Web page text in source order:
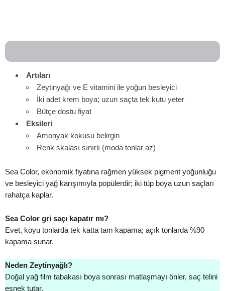
Artıları
Zeytinyağı ve E vitamini ile yoğun besleyici
İki adet krem boya; uzun saçta tek kutu yeter
Bütçe dostu fiyat
Eksileri
Amonyak kokusu belirgin
Renk skalası sınırlı (moda tonlar az)
Sea Color, ekonomik fiyatına rağmen yüksek pigment yoğunluğu
ve besleyici yağ karışımıyla popülerdir; iki tüp boya uzun saçları
rahatça kaplar.
Sea Color gri saçı kapatır mı?
Evet, koyu tonlarda tek katta tam kapama; açık tonlarda %90
kapama sunar.
Neden Zeytinyağlı?
Doğal yağ film tabakası boya sonrası matlaşmayı önler, saç telini
esnek tutar.